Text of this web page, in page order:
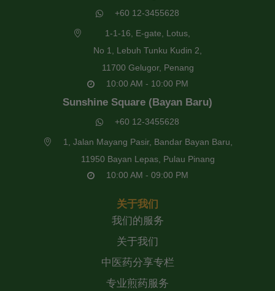
+60 12-3455628
1-1-16, E-gate, Lotus,
No 1, Lebuh Tunku Kudin 2,
11700 Gelugor, Penang
10:00 AM - 10:00 PM
Sunshine Square (Bayan Baru)
+60 12-3455628
1, Jalan Mayang Pasir, Bandar Bayan Baru,
11950 Bayan Lepas, Pulau Pinang
10:00 AM - 09:00 PM
关于我们
我们的服务
关于我们
中医药分享专栏
专业煎药服务